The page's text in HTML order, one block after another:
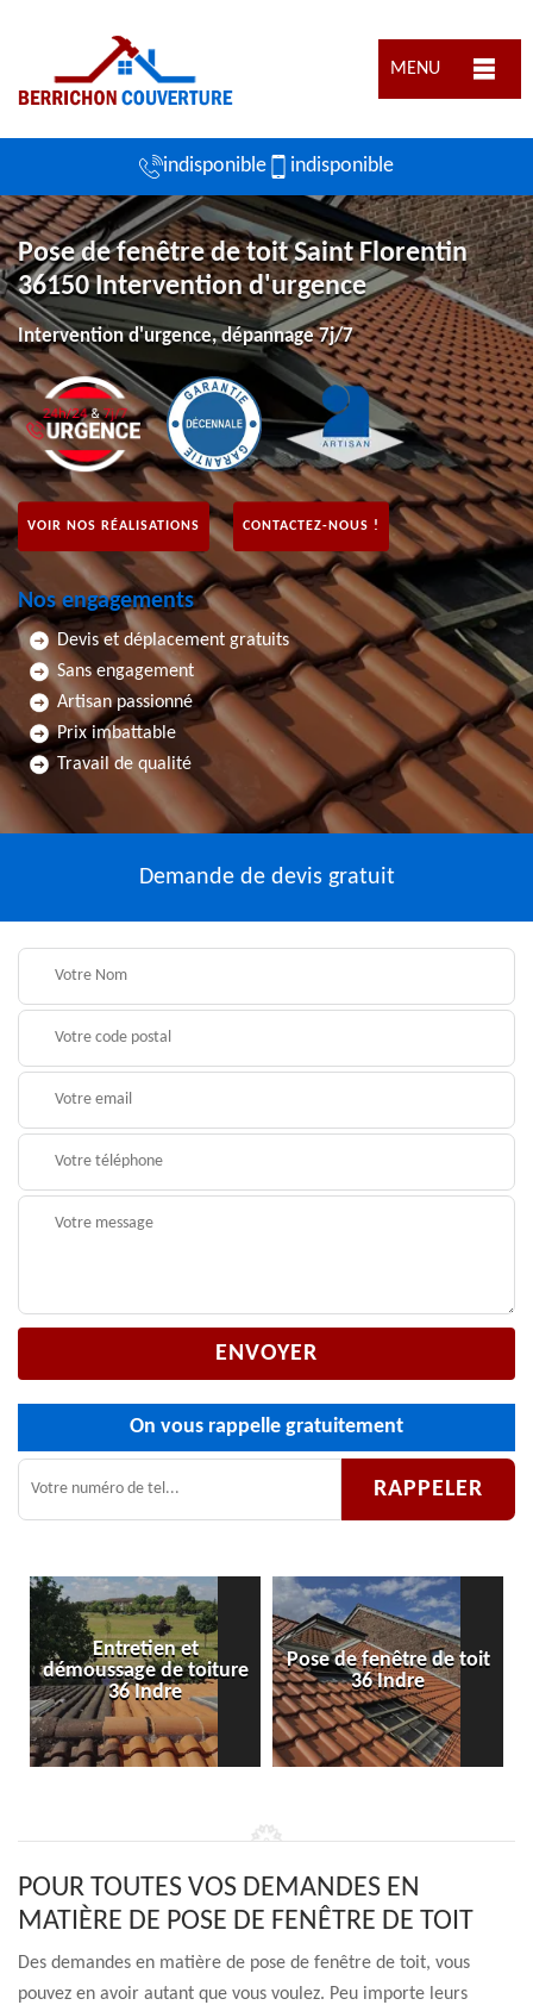
MENU
indisponible indisponible
Pose de fenêtre de toit Saint Florentin
36150 Intervention d'urgence
Intervention d'urgence, dépannage 7j/7
VOIR NOS RÉALISATIONS CONTACTEZ-NOUS !
Nos engagements
Devis et déplacement gratuits
Sans engagement
Artisan passionné
Prix imbattable
Travail de qualité
Demande de devis gratuit
On vous rappelle gratuitement
Entretien et
démoussage de toiture
36 Indre
Pose de fenêtre de toit
36 Indre
POUR TOUTES VOS DEMANDES EN
MATIÈRE DE POSE DE FENÊTRE DE TOIT
Des demandes en matière de pose de fenêtre de toit, vous
pouvez en avoir autant que vous voulez. Peu importe leurs